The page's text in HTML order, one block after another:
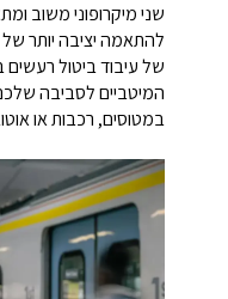
שני מיקרופוני משוב
להתאמה יציבה יותר של
של עיבוד ביטול
המיטביים לסביבה
במטוסים, רכבות או